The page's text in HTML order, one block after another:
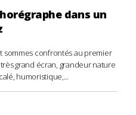
dans un
sommes confrontés au premier
grand écran, grandeur nature
humoristique,...